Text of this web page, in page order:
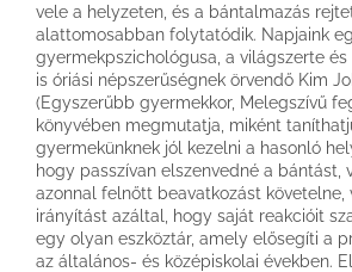
vele a helyzeten, és a bántalmazás
alattomosabban folytatódik. Napjaink
gyermekpszichológusa, a világszerte
is óriási népszerűségnek örvendő Kim
(Egyszerűbb gyermekkor, Melegszívű
könyvében megmutatja, miként
gyermekünknek jól kezelni a hasonló
hogy passzívan elszenvedné a bántást,
azonnal felnőtt beavatkozást követelne,
irányítást azáltal, hogy saját reakcióit
egy olyan eszköztár, amely elősegíti a
az általános- és középiskolai években.